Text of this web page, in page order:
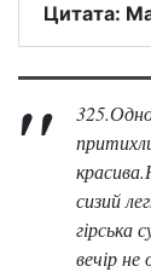
Цитата:
сизий
гірська
вечір